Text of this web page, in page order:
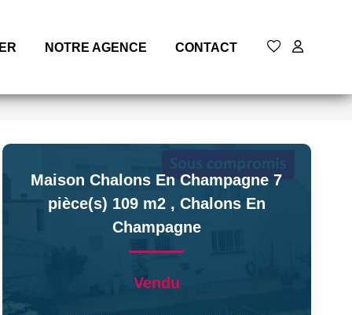
NOTRE AGENCE CONTACT
Maison Chalons En Champagne 7
pièce(s) 109 m2 , Chalons En
Champagne
Vendu